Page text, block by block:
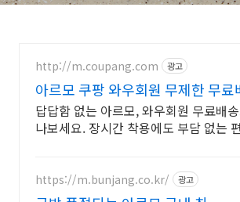
http://m.coupang.com 광고
아르모 쿠팡 와우회원 무제한 무료
답답함 없는 아르모, 와우회원 무료배
나보세요. 장시간 착용에도 부담 없는
https://m.bunjang.co.kr/ 광고